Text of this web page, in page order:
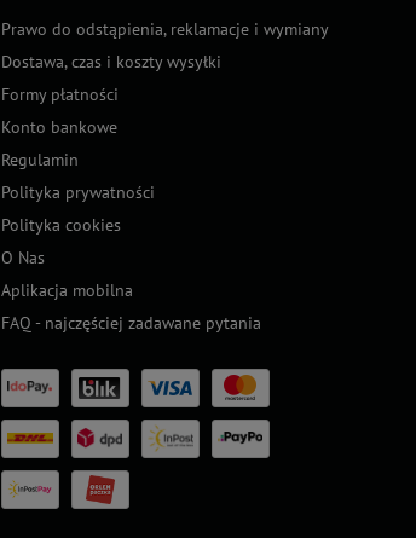
Prawo do odstąpienia, reklamacje i wymiany
Dostawa, czas i koszty wysyłki
Formy płatności
Konto bankowe
Regulamin
Polityka prywatności
Polityka cookies
O Nas
Aplikacja mobilna
FAQ - najczęściej zadawane pytania